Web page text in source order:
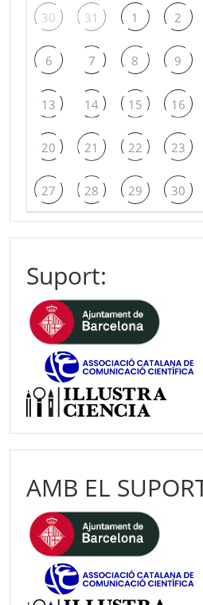
30 31 1 2
6 7 8 9
13 14 15 16
20 21 22 23
27 28 29 30
Suport:
AMB EL